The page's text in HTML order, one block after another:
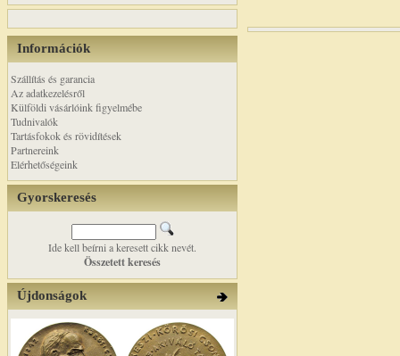
Információk
Szállítás és garancia
Az adatkezelésről
Külföldi vásárlóink figyelmébe
Tudnivalók
Tartásfokok és rövidítések
Partnereink
Elérhetőségeink
Gyorskeresés
Ide kell beírni a keresett cikk nevét.
Összetett keresés
Újdonságok